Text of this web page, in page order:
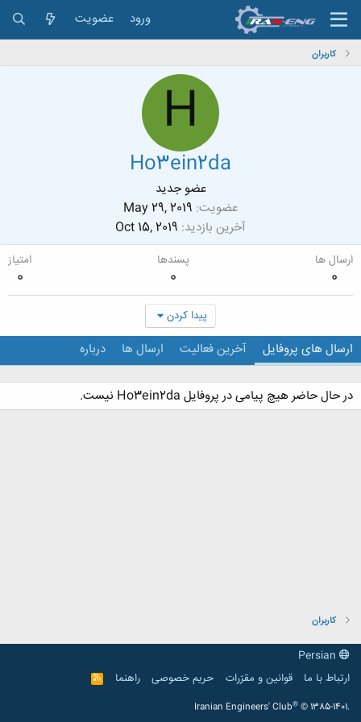
ورود عضویت
کاربران
H
Ho3ein2da
عضو جدید
عضویت May 29, 2019
آخرین بازدید Oct 15, 2019
ارسال ها
0
پسندها
0
امتیاز
0
پیدا کردن
ارسال های پروفایل آخرین فعالیت ارسال ها درباره
در حال حاضر هیچ پیامی در پروفایل Ho3ein2da نیست.
کاربران
ارتباط با ما
قوانین و مقرّرات حریم خصوصی راهنما
R
S
Iranian Engineers' Club® © 1385-1401.